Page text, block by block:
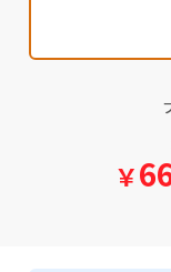
￥